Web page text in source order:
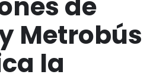
Metrobús
la